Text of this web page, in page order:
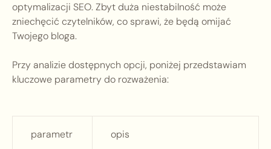
optymalizacji SEO. Zbyt duża niestabilność może
zniechęcić czytelników, co sprawi, że będą omijać
Twojego bloga.
Przy analizie dostępnych opcji, poniżej przedstawiam
kluczowe parametry do rozważenia:
parametr opis